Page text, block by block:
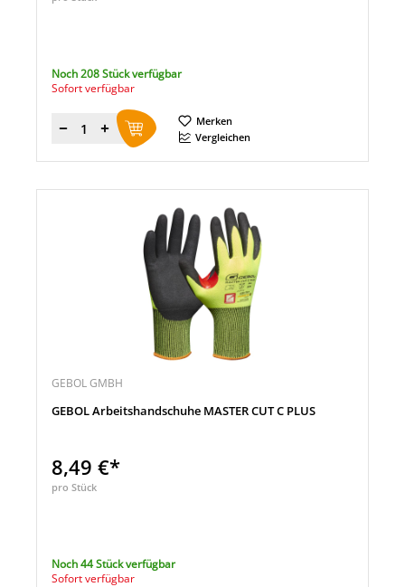
Noch 208 Stück verfügbar
Sofort verfügbar
Menge
Merken
Vergleichen
GEBOL GMBH
GEBOL Arbeitshandschuhe MASTER CUT C PLUS
8,49 €*
pro Stück
Noch 44 Stück verfügbar
Sofort verfügbar